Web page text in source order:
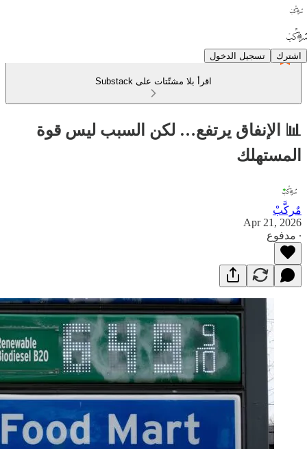
اشترك تسجيل الدخول
اقرأ بلا مشتّتات على Substack
📊 الإنفاق يرتفع… لكن السبب ليس قوة
المستهلك
مٌركَّبْ
Apr 21, 2026
∙ مدفوع